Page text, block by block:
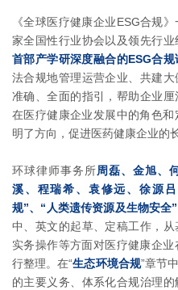
《全球医疗健康企业ESG合规
家全国性行业协会以及领先行
首部产学研深度融合的ESG合规
法合规地管理运营企业、共建大
准确、全面的指引，帮助企业
在医疗健康企业发展中的角色
明了方向，促进医药健康企业的
环球律师事务所周磊、金旭、
溪、程瑞希、袁修远、徐源吕
规”、“人类遗传资源及生物安全
中、英文的起草、定稿工作，从
实务操作等方面对医疗健康企
行整理。在“生态环境合规”章节
的主要义务、体系化合规治理